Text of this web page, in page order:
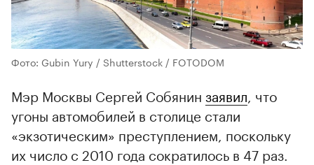
Фото: Gubin Yury / Shutterstock / FOTODOM
Мэр Москвы Сергей Собянин заявил , что
угоны автомобилей в столице стали
«экзотическим» преступлением, поскольку
их число с 2010 года сократилось в 47 раз.